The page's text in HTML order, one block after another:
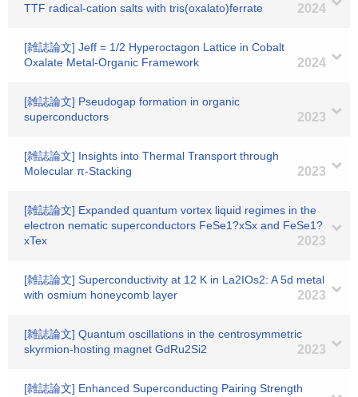
TTF radical-cation salts with tris(oxalato)ferrate
2024
[雑誌論文] Jeff = 1/2 Hyperoctagon Lattice in Cobalt
Oxalate Metal-Organic Framework
2024
[雑誌論文] Pseudogap formation in organic
superconductors
2023
[雑誌論文] Insights into Thermal Transport through
Molecular π-Stacking
2023
[雑誌論文] Expanded quantum vortex liquid regimes in the
electron nematic superconductors FeSe1?xSx and FeSe1?
xTex
2023
[雑誌論文] Superconductivity at 12 K in La2IOs2: A 5d metal
with osmium honeycomb layer
2023
[雑誌論文] Quantum oscillations in the centrosymmetric
skyrmion-hosting magnet GdRu2Si2
2023
[雑誌論文] Enhanced Superconducting Pairing Strength